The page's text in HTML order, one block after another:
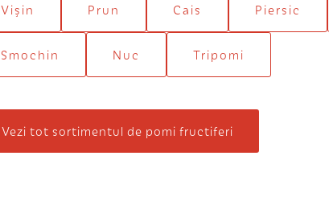
Vișin Prun Cais Piersic
Smochin Nuc Tripomi
Vezi tot sortimentul de pomi fructiferi